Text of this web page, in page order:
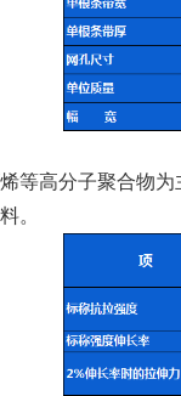
等高分子聚合物
。